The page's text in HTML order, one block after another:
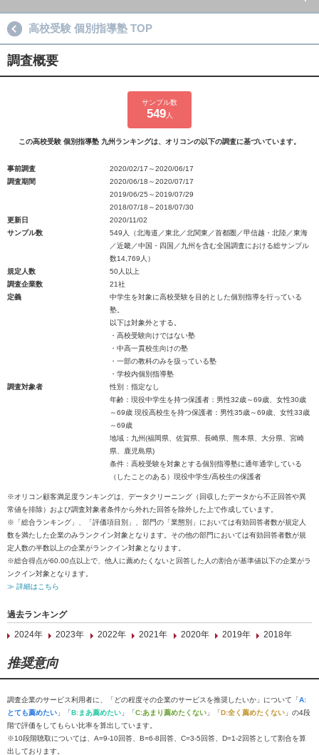
高校受験 個別指導塾 TOP
調査概要
サンプル数
549人
この高校受験 個別指導塾 九州ランキングは、オリコンの以下の調査に基づいています。
事前調査
2020/02/17～2020/06/17
調査期間
2020/06/18～2020/07/17
2019/06/25～2019/07/29
2018/07/18～2018/07/30
更新日
2020/11/02
サンプル数
549人（北海道／東北／北関東／首都圏／甲信越・北陸／東海
／近畿／中国・四国／九州を含む全国調査における総サンプル
数14,769人）
規定人数
50人以上
調査企業数
21社
定義
中学生を対象に高校受験を目的とした個別指導を行っている
塾。
以下は対象外とする。
・高校受験向けではない塾
・中高一貫校生向けの塾
・一部の教科のみを扱っている塾
・学校内個別指導塾
調査対象者
性別：指定なし
年齢：現役中学生を持つ保護者：男性32歳～69歳、女性30歳
～69歳 現役高校生を持つ保護者：男性35歳～69歳、女性33歳
～69歳
地域：九州(福岡県、佐賀県、長崎県、熊本県、大分県、宮崎
県、鹿児島県)
条件：高校受験を対象とする個別指導塾に通年通学している
（したことのある）現役中学生/高校生の保護者
※オリコン顧客満足度ランキングは、データクリーニング（回収したデータから不正回答や異
常値を排除）および調査対象者条件から外れた回答を除外した上で作成しています。
※「総合ランキング」、「評価項目別」、部門の「業態別」においては有効回答者数が規定人
数を満たした企業のみランクイン対象となります。その他の部門においては有効回答者数が規
定人数の半数以上の企業がランクイン対象となります。
※総合得点が60.00点以上で、他人に薦めたくないと回答した人の割合が基準値以下の企業がラ
ンクイン対象となります。
≫ 詳細はこちら
過去ランキング
2024年
2023年 2022年 2021年 2020年 2019年 2018年
推奨意向
調査企業のサービス利用者に、「どの程度その企業のサービスを推奨したいか」について「A:
とても薦めたい 」「B:まあ薦めたい 」「C:あまり薦めたくない 」「D:全く薦めたくない 」の4段
階で評価をしてもらい比率を算出しています。
※10段階聴取については、A=9-10回答、B=6-8回答、C=3-5回答、D=1-2回答として割合を算
出しております。